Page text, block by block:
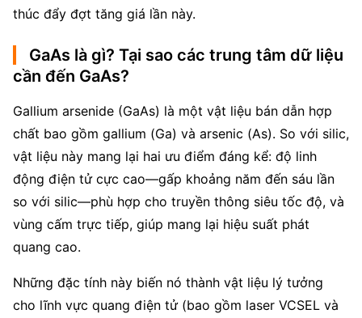
thúc đẩy đợt tăng giá lần này.
GaAs là gì? Tại sao các trung tâm dữ liệu
cần đến GaAs?
Gallium arsenide (GaAs) là một vật liệu bán dẫn hợp
chất bao gồm gallium (Ga) và arsenic (As). So với silic,
vật liệu này mang lại hai ưu điểm đáng kể: độ linh
động điện tử cực cao—gấp khoảng năm đến sáu lần
so với silic—phù hợp cho truyền thông siêu tốc độ, và
vùng cấm trực tiếp, giúp mang lại hiệu suất phát
quang cao.
Những đặc tính này biến nó thành vật liệu lý tưởng
cho lĩnh vực quang điện tử (bao gồm laser VCSEL và